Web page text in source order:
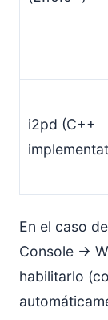
i2pd (C++
En el caso
Console →
habilitarlo